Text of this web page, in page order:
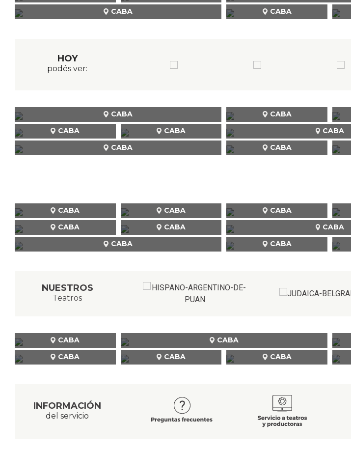
CABA
CABA
HOY
podés ver:
CABA CABA
CABA
CABA CABA
CABA
CABA
CABA CABA CABA
CABA
CABA CABA
CABA
CABA
NUESTROS
Teatros
CABA CABA
CABA
CABA CABA
INFORMACIÓN
del servicio